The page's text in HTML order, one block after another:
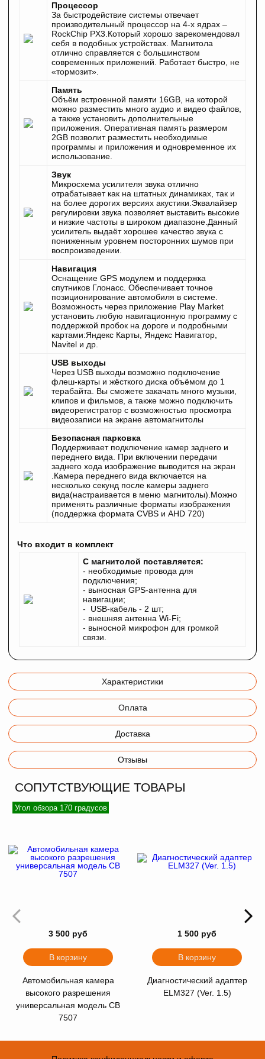
Процессор
За быстродействие системы отвечает
производительный процессор на 4‐х ядрах –
RockChip PX3.Который хорошо зарекомендовал
себя в подобных устройствах. Магнитола
отлично справляется с большинством
современных приложений. Работает быстро, не
«тормозит».
Память
Объём встроенной памяти 16GB, на которой
можно разместить много аудио и видео файлов,
а также установить дополнительные
приложения. Оперативная память размером
2GB позволит разместить необходимые
программы и приложения и одновременное их
использование.
Звук
Микросхема усилителя звука отлично
отрабатывает как на штатных динамиках, так и
на более дорогих версиях акустики.Эквалайзер
регулировки звука позволяет выставить высокие
и низкие частоты в широком диапазоне.Данный
усилитель выдаёт хорошее качество звука с
пониженным уровнем посторонних шумов при
воспроизведении.
Навигация
Оснащение GPS модулем и поддержка
спутников Глонасс. Обеспечивает точное
позиционирование автомобиля в системе.
Возможность через приложение Play Market
установить любую навигационную программу с
поддержкой пробок на дороге и подробными
картами:Яндекс Карты, Яндекс Навигатор,
Navitel и др.
USB выходы
Через USB выходы возможно подключение
флеш-карты и жёсткого диска объёмом до 1
терабайта. Вы сможете закачать много музыки,
клипов и фильмов, а также можно подключить
видеорегистратор с возможностью просмотра
видеозаписи на экране автомагнитолы
Безопасная парковка
Поддерживает подключение камер заднего и
переднего вида. При включении передачи
заднего хода изображение выводится на экран
.Камера переднего вида включается на
несколько секунд после камеры заднего
вида(настраивается в меню магнитолы).Можно
применять различные форматы изображения
(поддержка формата CVBS и AHD 720)
Что входит в комплект
С магнитолой поставляется:
- необходимые провода для
подключения;
- выносная GPS-антенна для
навигации;
- USB-кабель - 2 шт;
- внешняя антенна Wi-Fi;
- выносной микрофон для громкой
связи.
Характеристики
Оплата
Доставка
Отзывы
СОПУТСТВУЮЩИЕ ТОВАРЫ
Угол обзора 170 градусов
3 500 руб
В корзину
Автомобильная камера
высокого разрешения
универсальная модель CB
7507
1 500 руб
В корзину
Диагностический адаптер
ELM327 (Ver. 1.5)